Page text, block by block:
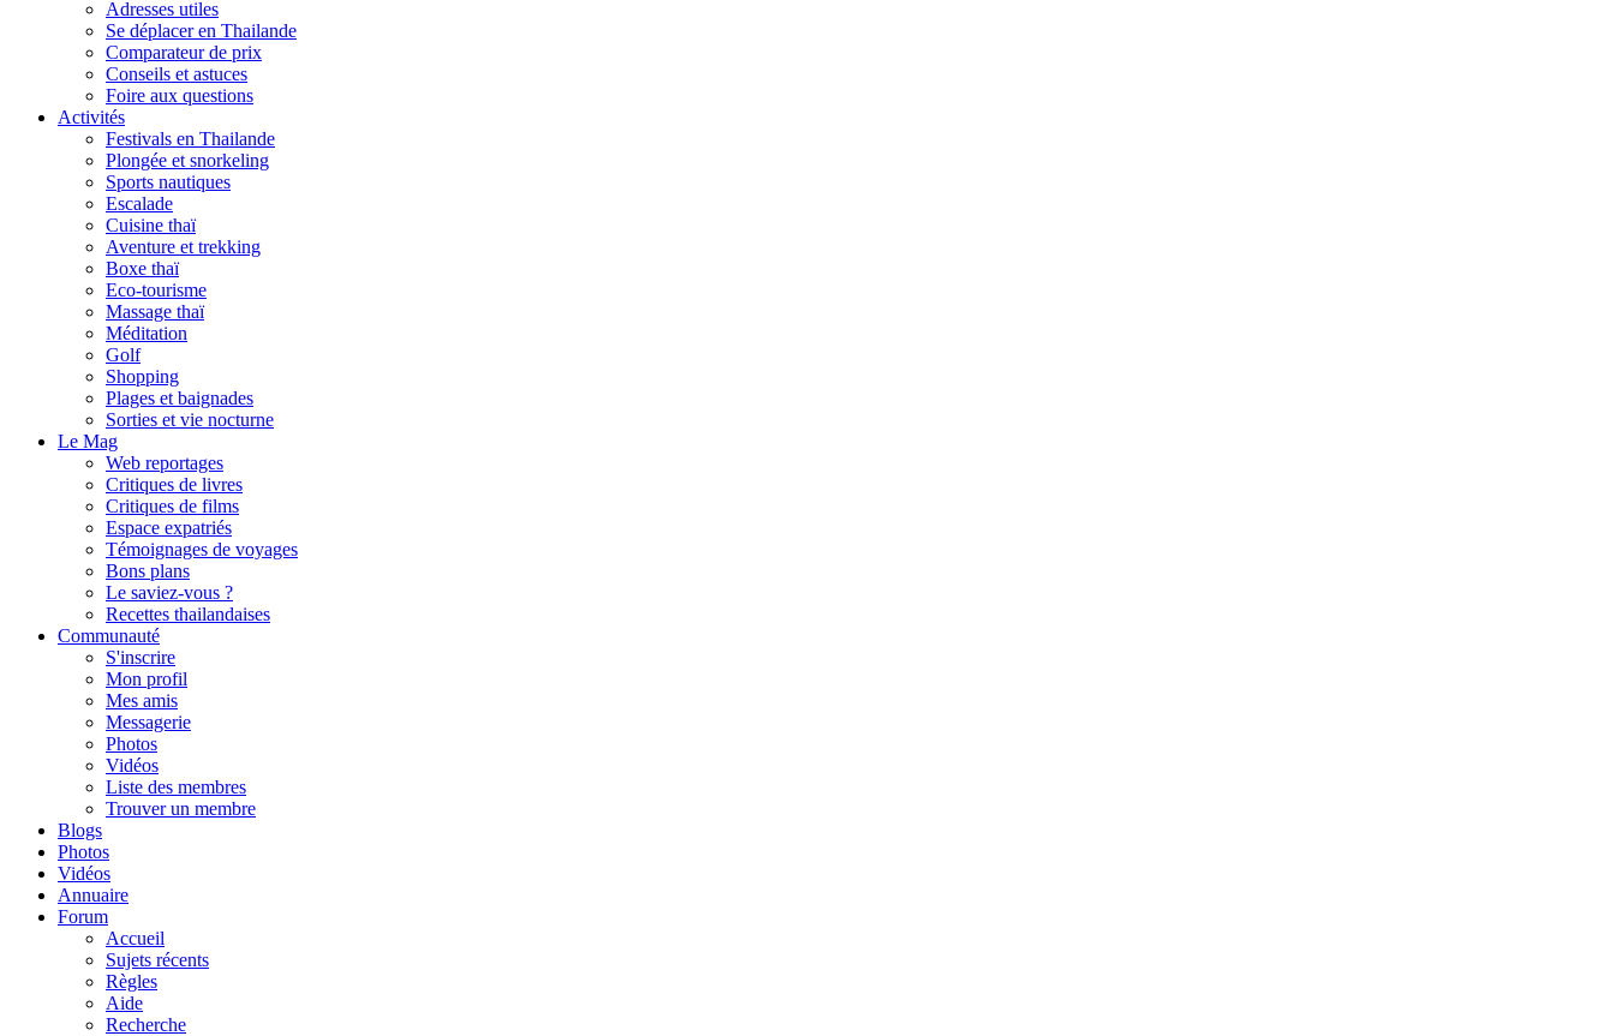
Adresses utiles
Se déplacer en Thailande
Comparateur de prix
Conseils et astuces
Foire aux questions
Activités
Festivals en Thailande
Plongée et snorkeling
Sports nautiques
Escalade
Cuisine thaï
Aventure et trekking
Boxe thaï
Eco-tourisme
Massage thaï
Méditation
Golf
Shopping
Plages et baignades
Sorties et vie nocturne
Le Mag
Web reportages
Critiques de livres
Critiques de films
Espace expatriés
Témoignages de voyages
Bons plans
Le saviez-vous ?
Recettes thailandaises
Communauté
S'inscrire
Mon profil
Mes amis
Messagerie
Photos
Vidéos
Liste des membres
Trouver un membre
Blogs
Photos
Vidéos
Annuaire
Forum
Accueil
Sujets récents
Règles
Aide
Recherche